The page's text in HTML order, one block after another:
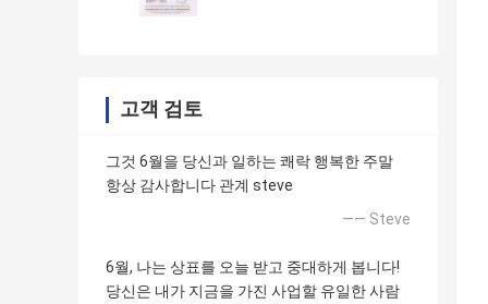
고객 검토
그것 6월을 당신과 일하는 쾌락 행복한 주말
항상 감사합니다 관계 steve
—— Steve
6월, 나는 상표를 오늘 받고 중대하게 봅니다!
당신은 내가 지금을 가진 사업할 유일한 사람